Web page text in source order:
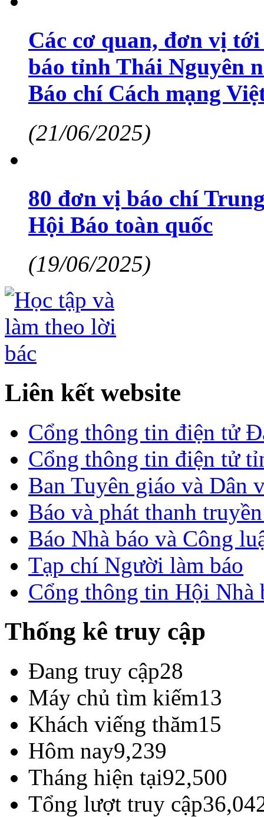
Các cơ quan, đơn vị
báo tỉnh Thái Nguyên
Báo chí Cách mạng
(21/06/2025)
80 đơn vị báo chí
Hội Báo toàn quốc
(19/06/2025)
Liên kết website
Cổng thông tin điện tử
Cổng thông tin điện tử
Ban Tuyên giáo và Dân
Báo và phát thanh
Báo Nhà báo và Công
Tạp chí Người làm báo
Cổng thông tin Hội Nhà
Thống kê truy cập
Đang truy cập28
Máy chủ tìm kiếm13
Khách viếng thăm15
Hôm nay9,239
Tháng hiện tại92,500
Tổng lượt truy cập